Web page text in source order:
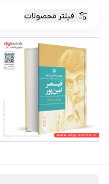
فیلتر محصولات